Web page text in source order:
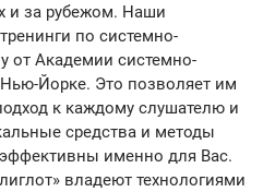
и за рубежом. Наши
по системно-
от Академии системно-
Йорке. Это позволяет им
к каждому слушателю и
средства и методы
именно для Вас.
владеют технологиями